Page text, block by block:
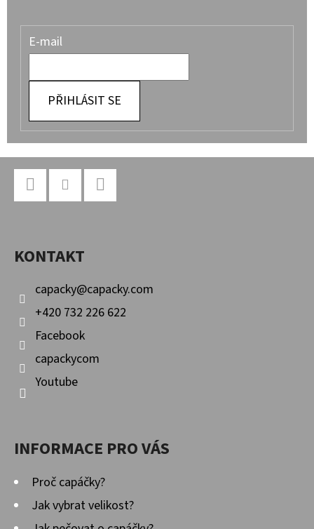
E-mail
PŘIHLÁSIT SE
KONTAKT
capacky@capacky.com
+420 732 226 622
Facebook
capackycom
Youtube
INFORMACE PRO VÁS
Proč capáčky?
Jak vybrat velikost?